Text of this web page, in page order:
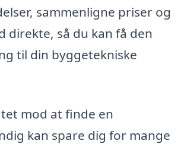
sammenligne priser og
direkte, så du kan få den
til din byggetekniske
mod at finde en
kan spare dig for mange